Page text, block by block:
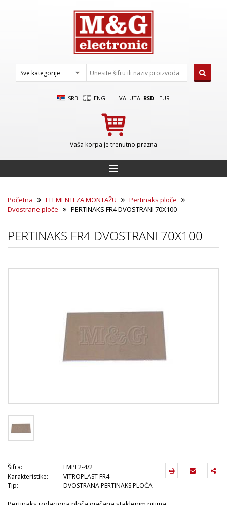
SRB ENG | VALUTA: RSD - EUR
Vaša korpa je trenutno prazna
Početna ELEMENTI ZA MONTAŽU
Pertinaks ploče
Dvostrane ploče
PERTINAKS FR4 DVOSTRANI 70X100
PERTINAKS FR4 DVOSTRANI 70X100
Šifra:
EMPE2-4/2
Karakteristike:
VITROPLAST FR4
Tip:
DVOSTRANA PERTINAKS PLOČA